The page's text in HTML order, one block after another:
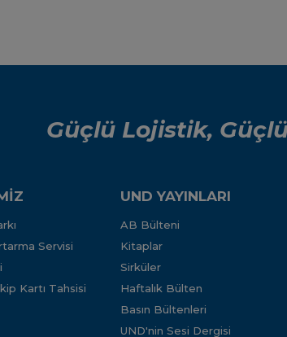
Güçlü Lojistik,
Servisi
Kartı Tahsisi
UND YAYINLARI
AB Bülteni
Kitaplar
Sirküler
Haftalık Bülten
Basın Bültenleri
UND'nin Sesi Dergisi